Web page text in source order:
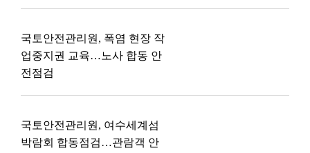
국토안전관리원, 폭염 현장 작
업중지권 교육…노사 합동 안
전점검
국토안전관리원, 여수세계섬
박람회 합동점검…관람객 안